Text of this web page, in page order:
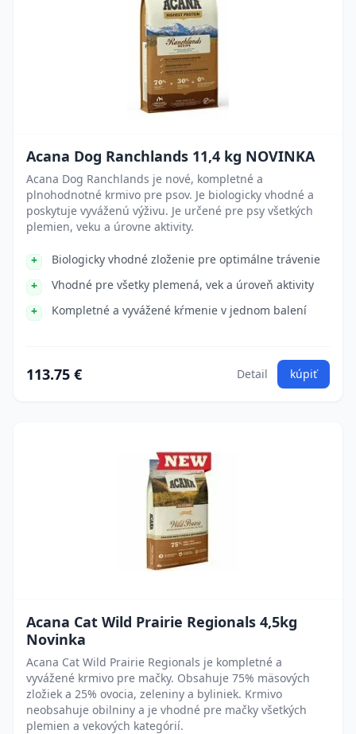
Acana Dog Ranchlands 11,4 kg NOVINKA
Acana Dog Ranchlands je nové, kompletné a
plnohodnotné krmivo pre psov. Je biologicky vhodné a
poskytuje vyváženú výživu. Je určené pre psy všetkých
plemien, veku a úrovne aktivity.
Biologicky vhodné zloženie pre optimálne trávenie
Vhodné pre všetky plemená, vek a úroveň aktivity
Kompletné a vyvážené kŕmenie v jednom balení
113.75 € Detail kúpiť
Acana Cat Wild Prairie Regionals 4,5kg
Novinka
Acana Cat Wild Prairie Regionals je kompletné a
vyvážené krmivo pre mačky. Obsahuje 75% mäsových
zložiek a 25% ovocia, zeleniny a byliniek. Krmivo
neobsahuje obilniny a je vhodné pre mačky všetkých
plemien a vekových kategórií.